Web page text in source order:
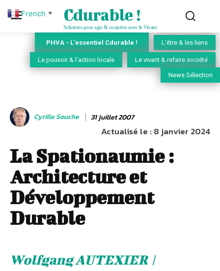
Cdurable !
Solutions pour agir & coopérer avec le Vivant
PHVA - L'essentiel Cdurable ! L'être & les liens
Le pouvoir & l'action locale Le vivant & refaire société
News Sélection
Cyrille Souche 31 juillet 2007
Actualisé le :8 janvier 2024
La Spationaumie :
Architecture et
Développement
Durable
Wolfgang AUTEXIER |
French ▼